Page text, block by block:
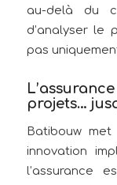
au-delà du
d’analyser le
pas
projets…
Batibouw
innovation
l’assurance